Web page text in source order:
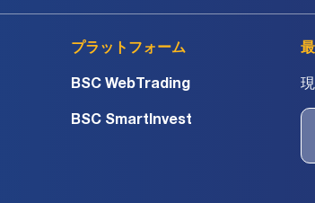
プラットフォーム
BSC WebTrading
BSC SmartInvest